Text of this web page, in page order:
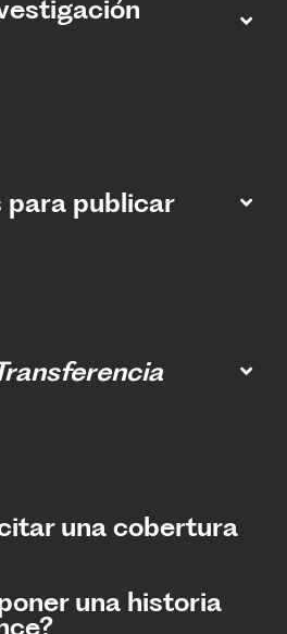
para publicar
una cobertura
una historia